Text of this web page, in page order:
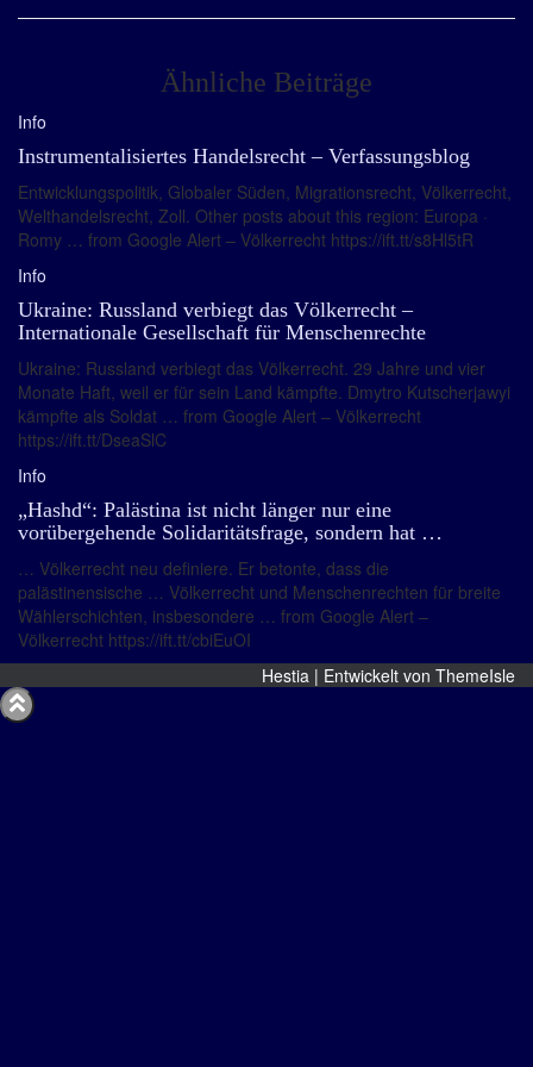
Ähnliche Beiträge
Info
Instrumentalisiertes Handelsrecht – Verfassungsblog
Entwicklungspolitik, Globaler Süden, Migrationsrecht, Völkerrecht,
Welthandelsrecht, Zoll. Other posts about this region: Europa ·
Romy … from Google Alert – Völkerrecht https://ift.tt/s8Hl5tR
Info
Ukraine: Russland verbiegt das Völkerrecht –
Internationale Gesellschaft für Menschenrechte
Ukraine: Russland verbiegt das Völkerrecht. 29 Jahre und vier
Monate Haft, weil er für sein Land kämpfte. Dmytro Kutscherjawyi
kämpfte als Soldat … from Google Alert – Völkerrecht
https://ift.tt/DseaSlC
Info
„Hashd“: Palästina ist nicht länger nur eine
vorübergehende Solidaritätsfrage, sondern hat …
… Völkerrecht neu definiere. Er betonte, dass die
palästinensische … Völkerrecht und Menschenrechten für breite
Wählerschichten, insbesondere … from Google Alert –
Völkerrecht https://ift.tt/cbiEuOI
Hestia | Entwickelt von ThemeIsle